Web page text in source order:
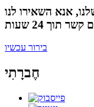
אנא השאירו לנו
בירור עכשיו
חֶברָתִי